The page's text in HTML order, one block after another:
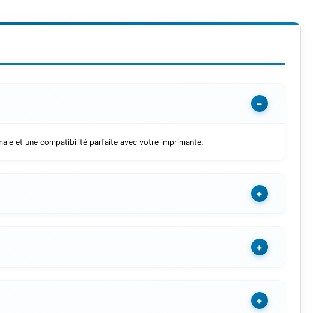
−
et une compatibilité parfaite avec votre imprimante.
+
+
+